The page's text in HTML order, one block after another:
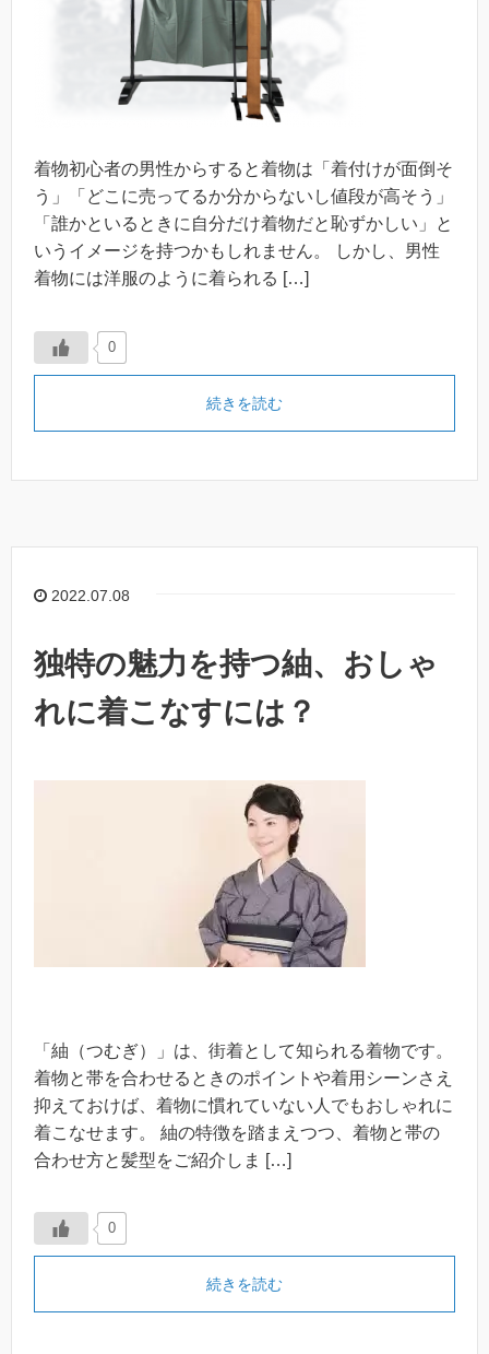
着物初心者の男性からすると着物は「着付けが面倒そ
う」「どこに売ってるか分からないし値段が高そう」
「誰かといるときに自分だけ着物だと恥ずかしい」と
いうイメージを持つかもしれません。 しかし、男性
着物には洋服のように着られる […]
0
続きを読む
2022.07.08
独特の魅力を持つ紬、おしゃ
れに着こなすには？
「紬（つむぎ）」は、街着として知られる着物です。
着物と帯を合わせるときのポイントや着用シーンさえ
抑えておけば、着物に慣れていない人でもおしゃれに
着こなせます。 紬の特徴を踏まえつつ、着物と帯の
合わせ方と髪型をご紹介しま […]
0
続きを読む